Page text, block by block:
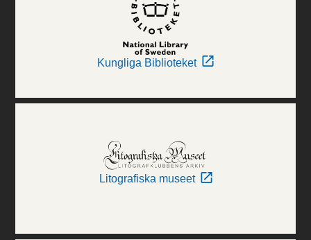
Kungliga Biblioteket
Litografiska museet